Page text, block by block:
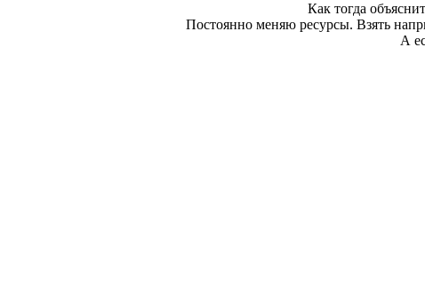
Как тогда
Постоянно меняю ресурсы. Взять
А